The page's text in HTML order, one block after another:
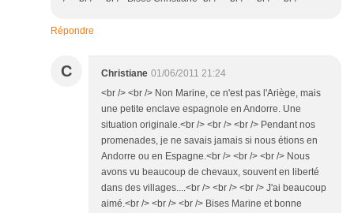
Répondre
C Christiane 01/06/2011 21:24
<br /> <br /> Non Marine, ce n'est pas l'Ariège, mais
une petite enclave espagnole en Andorre. Une
situation originale.<br /> <br /> <br /> Pendant nos
promenades, je ne savais jamais si nous étions en
Andorre ou en Espagne.<br /> <br /> <br /> Nous
avons vu beaucoup de chevaux, souvent en liberté
dans des villages....<br /> <br /> <br /> J'ai beaucoup
aimé.<br /> <br /> <br /> Bises Marine et bonne